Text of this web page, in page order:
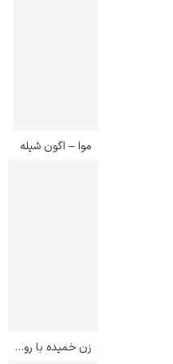
موا – اگون شیله
زن خمیده با روسری سبز – اگون شیله